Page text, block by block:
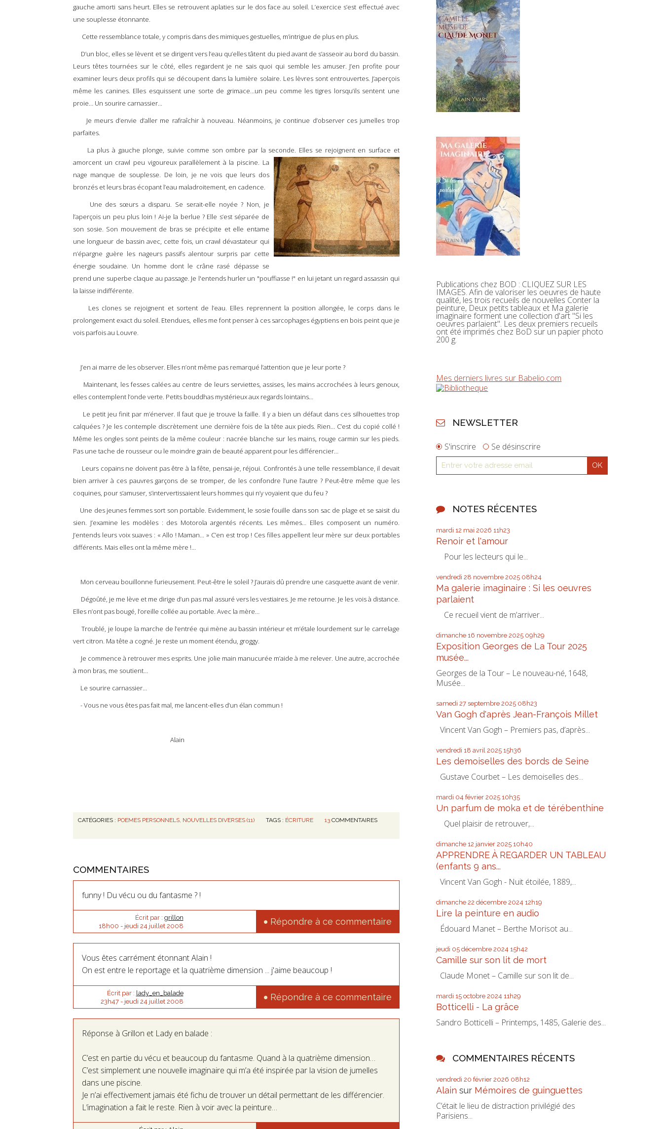
gauche amorti sans heurt. Elles se retrouvent aplaties sur le dos face au soleil. L’exercice s’est effectué avec
une souplesse étonnante.
Cette ressemblance totale, y compris dans des mimiques gestuelles, m’intrigue de plus en plus.
D’un bloc, elles se lèvent et se dirigent vers l’eau qu’elles tâtent du pied avant de s’asseoir au bord du bassin.
Leurs têtes tournées sur le côté, elles regardent je ne sais quoi qui semble les amuser. J’en profite pour
examiner leurs deux profils qui se découpent dans la lumière solaire. Les lèvres sont entrouvertes. J’aperçois
même les canines. Elles esquissent une sorte de grimace…un peu comme les tigres lorsqu’ils sentent une
proie… Un sourire carnassier...
Je meurs d’envie d’aller me rafraîchir à nouveau. Néanmoins, je continue d’observer ces jumelles trop
parfaites.
La plus à gauche plonge, suivie comme son ombre par la seconde. Elles se rejoignent en surface et
amorcent un crawl peu vigoureux parallèlement à la piscine. La
nage manque de souplesse. De loin, je ne vois que leurs dos
bronzés et leurs bras écopant l’eau maladroitement, en cadence.
Une des sœurs a disparu. Se serait-elle noyée ? Non, je
l’aperçois un peu plus loin ! Ai-je la berlue ? Elle s’est séparée de
son sosie. Son mouvement de bras se précipite et elle entame
une longueur de bassin avec, cette fois, un crawl dévastateur qui
n’épargne guère les nageurs passifs alentour surpris par cette
énergie soudaine. Un homme dont le crâne rasé dépasse se
prend une superbe claque au passage. Je l'entends hurler un "pouffiasse !" en lui jetant un regard assassin qui
la laisse indifférente.
Les clones se rejoignent et sortent de l’eau. Elles reprennent la position allongée, le corps dans le
prolongement exact du soleil. Etendues, elles me font penser à ces sarcophages égyptiens en bois peint que je
vois parfois au Louvre.
J’en ai marre de les observer. Elles n’ont même pas remarqué l’attention que je leur porte ?
Maintenant, les fesses calées au centre de leurs serviettes, assises, les mains accrochées à leurs genoux,
elles contemplent l’onde verte. Petits bouddhas mystérieux aux regards lointains…
Le petit jeu finit par m’énerver. Il faut que je trouve la faille. Il y a bien un défaut dans ces silhouettes trop
calquées ? Je les contemple discrètement une dernière fois de la tête aux pieds. Rien… C’est du copié collé !
Même les ongles sont peints de la même couleur : nacrée blanche sur les mains, rouge carmin sur les pieds.
Pas une tache de rousseur ou le moindre grain de beauté apparent pour les différencier…
Leurs copains ne doivent pas être à la fête, pensai-je, réjoui. Confrontés à une telle ressemblance, il devait
bien arriver à ces pauvres garçons de se tromper, de les confondre l’une l’autre ? Peut-être même que les
coquines, pour s’amuser, s’intervertissaient leurs hommes qui n’y voyaient que du feu ?
Une des jeunes femmes sort son portable. Evidemment, le sosie fouille dans son sac de plage et se saisit du
sien. J’examine les modèles : des Motorola argentés récents. Les mêmes… Elles composent un numéro.
J’entends leurs voix suaves : « Allo ! Maman... » C’en est trop ! Ces filles appellent leur mère sur deux portables
différents. Mais elles ont la même mère !...
Mon cerveau bouillonne furieusement. Peut-être le soleil ? J’aurais dû prendre une casquette avant de venir.
Dégoûté, je me lève et me dirige d’un pas mal assuré vers les vestiaires. Je me retourne. Je les vois à distance.
Elles n’ont pas bougé, l’oreille collée au portable. Avec la mère…
Troublé, je loupe la marche de l’entrée qui mène au bassin intérieur et m’étale lourdement sur le carrelage
vert citron. Ma tête a cogné. Je reste un moment étendu, groggy.
Je commence à retrouver mes esprits. Une jolie main manucurée m’aide à me relever. Une autre, accrochée
à mon bras, me soutient…
Le sourire carnassier…
- Vous ne vous êtes pas fait mal, me lancent-elles d’un élan commun !
Alain
CATÉGORIES : POEMES PERSONNELS, NOUVELLES DIVERSES (11) TAGS : ÉCRITURE 13 COMMENTAIRES
COMMENTAIRES
funny ! Du vécu ou du fantasme ? !
Écrit par : grillon
18h00 - jeudi 24 juillet 2008 Répondre à ce commentaire
Vous êtes carrément étonnant Alain !
On est entre le reportage et la quatrième dimension ... j'aime beaucoup !
Écrit par : lady_en_balade
23h47- jeudi 24 juillet 2008 Répondre à ce commentaire
Réponse à Grillon et Lady en balade :
C’est en partie du vécu et beaucoup du fantasme. Quand à la quatrième dimension…
C’est simplement une nouvelle imaginaire qui m’a été inspirée par la vision de jumelles
dans une piscine.
Je n’ai effectivement jamais été fichu de trouver un détail permettant de les différencier.
L’imagination a fait le reste. Rien à voir avec la peinture…
Publications chez BOD : CLIQUEZ SUR LES
IMAGES. Afin de valoriser les oeuvres de haute
qualité, les trois recueils de nouvelles Conter la
peinture, Deux petits tableaux et Ma galerie
imaginaire forment une collection d'art "Si les
oeuvres parlaient". Les deux premiers recueils
ont été imprimés chez BoD sur un papier photo
200 g.
Mes derniers livres sur Babelio.com
NEWSLETTER
S'inscrire Se désinscrire
NOTES RÉCENTES
mardi 12 mai 2026 11h23
Renoir et l'amour
Pour les lecteurs qui le...
vendredi 28 novembre 2025 08h24
Ma galerie imaginaire : Si les oeuvres
parlaient
Ce recueil vient de m’arriver...
dimanche 16 novembre 2025 09h29
Exposition Georges de La Tour 2025
musée...
Georges de la Tour – Le nouveau-né, 1648,
Musée...
samedi 27 septembre 2025 08h23
Van Gogh d'après Jean-François Millet
Vincent Van Gogh – Premiers pas, d’après...
vendredi 18 avril 2025 15h36
Les demoiselles des bords de Seine
Gustave Courbet – Les demoiselles des...
mardi 04 février 2025 10h35
Un parfum de moka et de térébenthine
Quel plaisir de retrouver,...
dimanche 12 janvier 2025 10h40
APPRENDRE À REGARDER UN TABLEAU
(enfants 9 ans...
Vincent Van Gogh - Nuit étoilée, 1889,...
dimanche 22 décembre 2024 12h19
Lire la peinture en audio
Édouard Manet – Berthe Morisot au...
jeudi 05 décembre 2024 15h42
Camille sur son lit de mort
Claude Monet – Camille sur son lit de...
mardi 15 octobre 2024 11h29
Botticelli - La grâce
Sandro Botticelli – Printemps, 1485, Galerie des...
COMMENTAIRES RÉCENTS
vendredi 20 février 2026 08h12
Alain sur Mémoires de guinguettes
C’était le lieu de distraction privilégié des
Parisiens...